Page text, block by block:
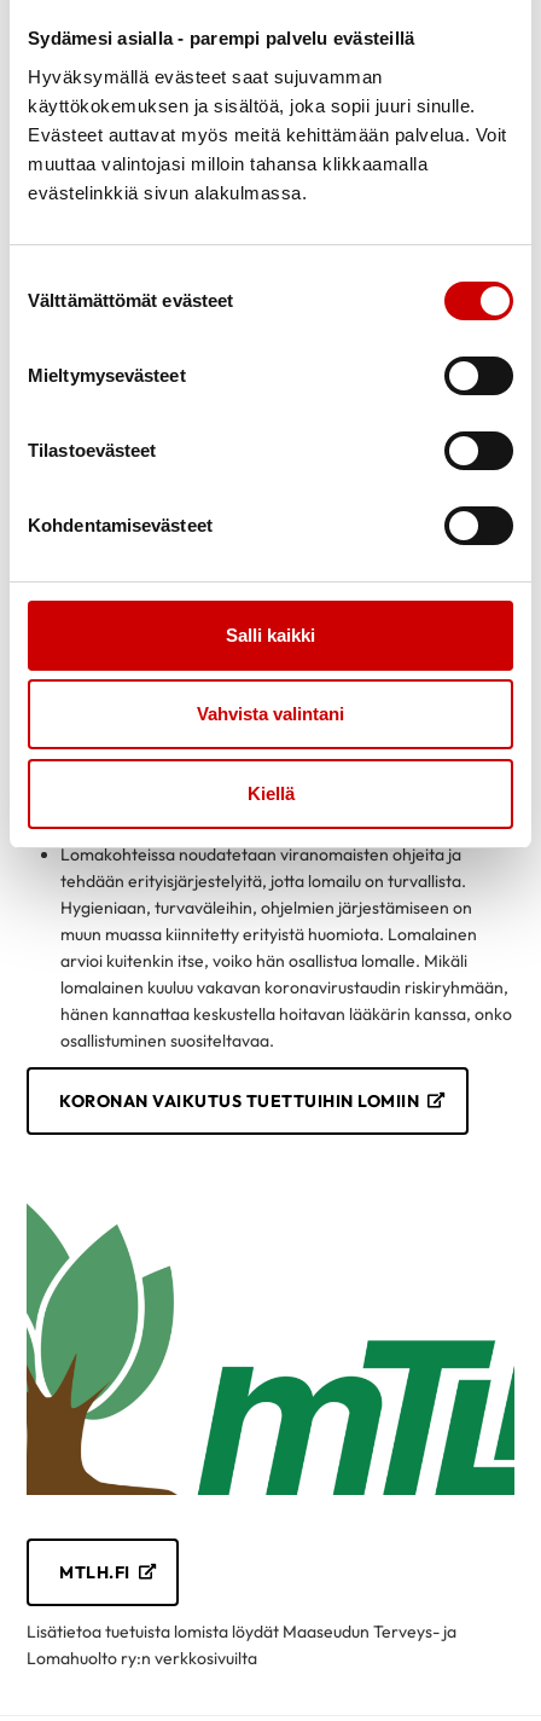
Sydämesi asialla - parempi palvelu evästeillä
Hyväksymällä evästeet saat sujuvamman
käyttökokemuksen ja sisältöä, joka sopii juuri sinulle.
Evästeet auttavat myös meitä kehittämään palvelua. Voit
muuttaa valintojasi milloin tahansa klikkaamalla
evästelinkkiä sivun alakulmassa.
Välttämättömät evästeet
Mieltymysevästeet
Tilastoevästeet
Kohdentamisevästeet
Salli kaikki
Vahvista valintani
Kiellä
Lomien omavastuuosuus on 25€/vrk aikuisilta, alle 17-
matkakulunsa lomakohteeseen.
Voit hakea lomaa, jos asut Suomessa vakituisesti eikä sinulla
ystävän tai perheen kanssa. Perustele hakemus hyvin.
Puutteellisesti täytettyjä hakemuksia ei voida käsitellä.
Kutsut lomalle valituille lähetetään n.
2 kk ennen loman alkua. Kielteisestä lomapäätöksestä ei
Lomatuen hakeminen ei edellytä järjestön tai yhdistyksen
jäsenyyttä, mutta hakemuksessa tulee käydä ilmi, että kuulut
järjestön kohderyhmään.
Lomakohteissa noudatetaan viranomaisten ohjeita ja
tehdään erityisjärjestelyitä, jotta lomailu on turvallista.
Hygieniaan, turvaväleihin, ohjelmien järjestämiseen on
muun muassa kiinnitetty erityistä huomiota. Lomalainen
arvioi kuitenkin itse, voiko hän osallistua lomalle. Mikäli
lomalainen kuuluu vakavan koronavirustaudin riskiryhmään,
hänen kannattaa keskustella hoitavan lääkärin kanssa, onko
osallistuminen suositeltavaa.
KORONAN VAIKUTUS TUETTUIHIN LOMIIN
MTLH.FI
Lisätietoa tuetuista lomista löydät Maaseudun Terveys- ja
Lomahuolto ry:n verkkosivuilta